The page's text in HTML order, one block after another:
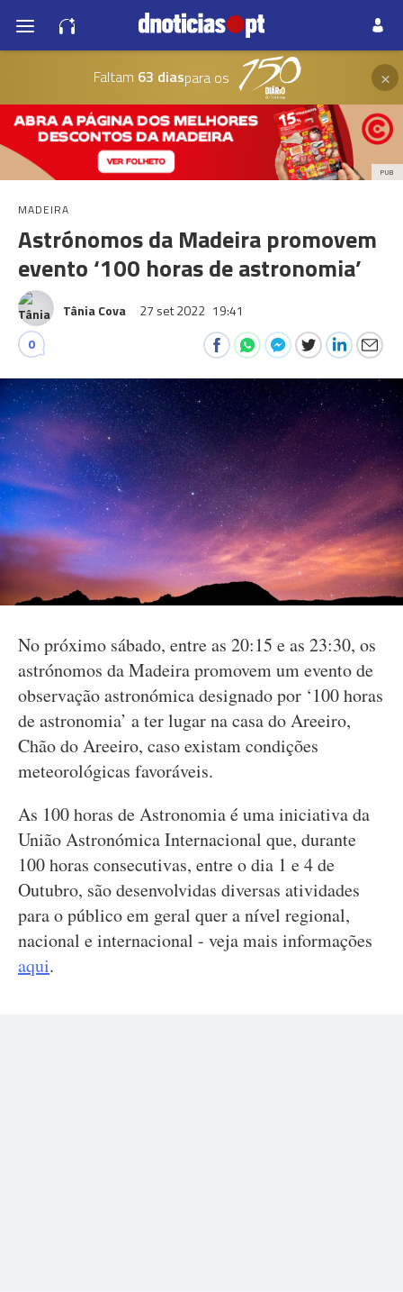
Faltam 63 diaspara os ×
PUB
MADEIRA
Astrónomos da Madeira promovem
evento ‘100 horas de astronomia’
Tânia Cova 27 set 2022 19:41
0
No próximo sábado, entre as 20:15 e as 23:30, os
astrónomos da Madeira promovem um evento de
observação astronómica designado por ‘100 horas
de astronomia’ a ter lugar na casa do Areeiro,
Chão do Areeiro, caso existam condições
meteorológicas favoráveis.
As 100 horas de Astronomia é uma iniciativa da
União Astronómica Internacional que, durante
100 horas consecutivas, entre o dia 1 e 4 de
Outubro, são desenvolvidas diversas atividades
para o público em geral quer a nível regional,
nacional e internacional - veja mais informações
aqui.